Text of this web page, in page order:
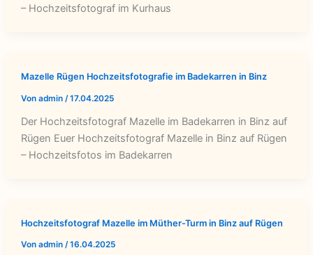
– Hochzeitsfotograf im Kurhaus
Mazelle Rügen Hochzeitsfotografie im Badekarren in Binz
Von admin /17.04.2025
Der Hochzeitsfotograf Mazelle im Badekarren in Binz auf
Rügen Euer Hochzeitsfotograf Mazelle in Binz auf Rügen
– Hochzeitsfotos im Badekarren
Hochzeitsfotograf Mazelle im Müther-Turm in Binz auf Rügen
Von admin /16.04.2025